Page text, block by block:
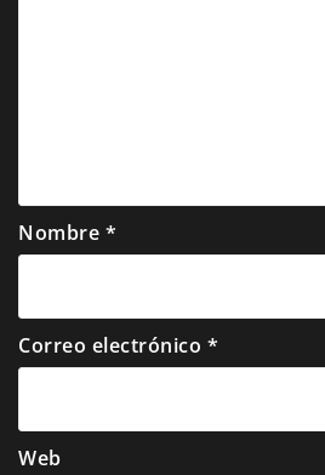
Nombre *
Correo electrónico *
Web